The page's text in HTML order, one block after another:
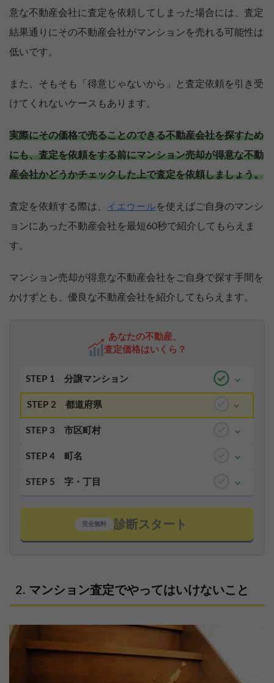
意な不動産会社に査定を依頼してしまった場合には、査定
結果通りにその不動産会社がマンションを売れる可能性は
低いです。
また、そもそも「得意じゃないから」と査定依頼を引き受
けてくれないケースもあります。
実際にその価格で売ることのできる不動産会社を探すため
にも、査定を依頼をする前にマンション売却が得意な不動
産会社かどうかチェックした上で査定を依頼しましょう。
査定を依頼する際は、 イエウール を使えばご自身のマンシ
ョンにあった不動産会社を最短60秒で紹介してもらえま
す。
マンション売却が得意な不動産会社をご自身で探す手間を
かけずとも、優良な不動産会社を紹介してもらえます。
あなたの不動産、
査定価格はいくら？
STEP 1 分譲マンション
STEP 2 都道府県
STEP 3 市区町村
STEP 4 町名
STEP 5 字・丁目
完全無料 診断スタート
マンション査定でやってはいけないこと